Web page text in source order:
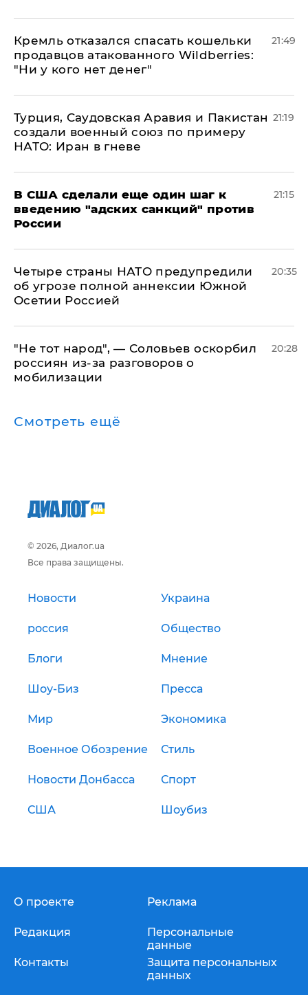
Кремль отказался спасать кошельки
продавцов атакованного Wildberries:
"Ни у кого нет денег"
21:49
Турция, Саудовская Аравия и Пакистан
создали военный союз по примеру
НАТО: Иран в гневе
21:19
В США сделали еще один шаг к
введению "адских санкций" против
России
21:15
Четыре страны НАТО предупредили
об угрозе полной аннексии Южной
Осетии Россией
20:35
​"Не тот народ", — Соловьев оскорбил
россиян из-за разговоров о
мобилизации
20:28
Смотреть ещё
© 2026, Диалог.ua
Все права защищены.
Новости Украина
россия Общество
Блоги Мнение
Шоу-Биз Пресса
Мир Экономика
Военное Обозрение Стиль
Новости Донбасса Спорт
США Шоубиз
О проекте
Редакция
Контакты
Реклама
Персональные
данные
Защита персональных
данных